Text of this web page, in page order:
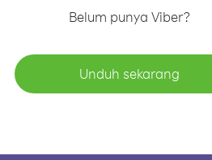
Belum punya Viber?
Unduh sekarang